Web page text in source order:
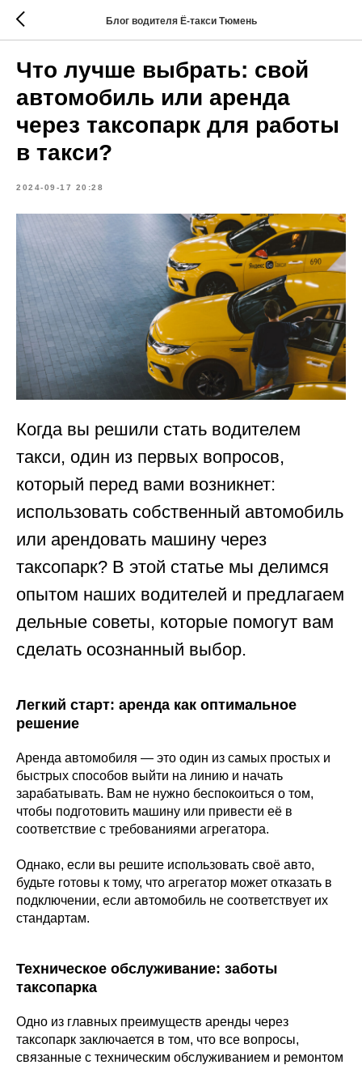
Блог водителя Ё-такси Тюмень
Что лучше выбрать: свой
автомобиль или аренда
через таксопарк для работы
в такси?
2024-09-17 20:28
Когда вы решили стать водителем
такси, один из первых вопросов,
который перед вами возникнет:
использовать собственный автомобиль
или арендовать машину через
таксопарк? В этой статье мы делимся
опытом наших водителей и предлагаем
дельные советы, которые помогут вам
сделать осознанный выбор.
Легкий старт: аренда как оптимальное
решение
Аренда автомобиля — это один из самых простых и
быстрых способов выйти на линию и начать
зарабатывать. Вам не нужно беспокоиться о том,
чтобы подготовить машину или привести её в
соответствие с требованиями агрегатора.
Однако, если вы решите использовать своё авто,
будьте готовы к тому, что агрегатор может отказать в
подключении, если автомобиль не соответствует их
стандартам.
Техническое обслуживание: заботы
таксопарка
Одно из главных преимуществ аренды через
таксопарк заключается в том, что все вопросы,
связанные с техническим обслуживанием и ремонтом